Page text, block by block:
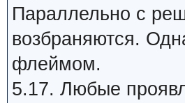
Параллельно с
возбраняются.
флеймом.
5.17. Любые